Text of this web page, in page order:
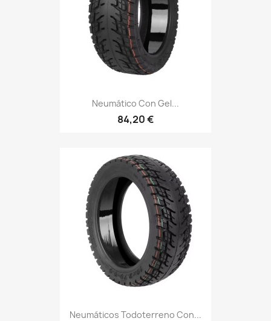
Neumático Con Gel...
84,20 €
Neumáticos Todoterreno Con...